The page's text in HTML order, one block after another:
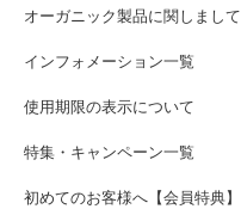
オーガニック製品に関しまして
インフォメーション一覧
使用期限の表示について
特集・キャンペーン一覧
初めてのお客様へ【会員特典】